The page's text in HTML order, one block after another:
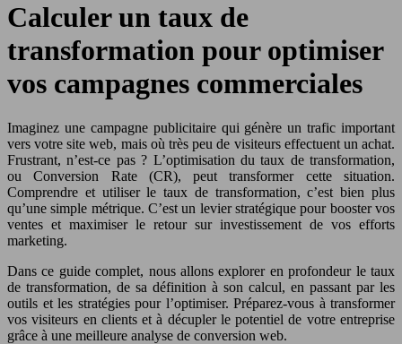
Calculer un taux de
transformation pour optimiser
vos campagnes commerciales
Imaginez une campagne publicitaire qui génère un trafic important
vers votre site web, mais où très peu de visiteurs effectuent un achat.
Frustrant, n’est-ce pas ? L’optimisation du taux de transformation,
ou Conversion Rate (CR), peut transformer cette situation.
Comprendre et utiliser le taux de transformation, c’est bien plus
qu’une simple métrique. C’est un levier stratégique pour booster vos
ventes et maximiser le retour sur investissement de vos efforts
marketing.
Dans ce guide complet, nous allons explorer en profondeur le taux
de transformation, de sa définition à son calcul, en passant par les
outils et les stratégies pour l’optimiser. Préparez-vous à transformer
vos visiteurs en clients et à décupler le potentiel de votre entreprise
grâce à une meilleure analyse de conversion web.